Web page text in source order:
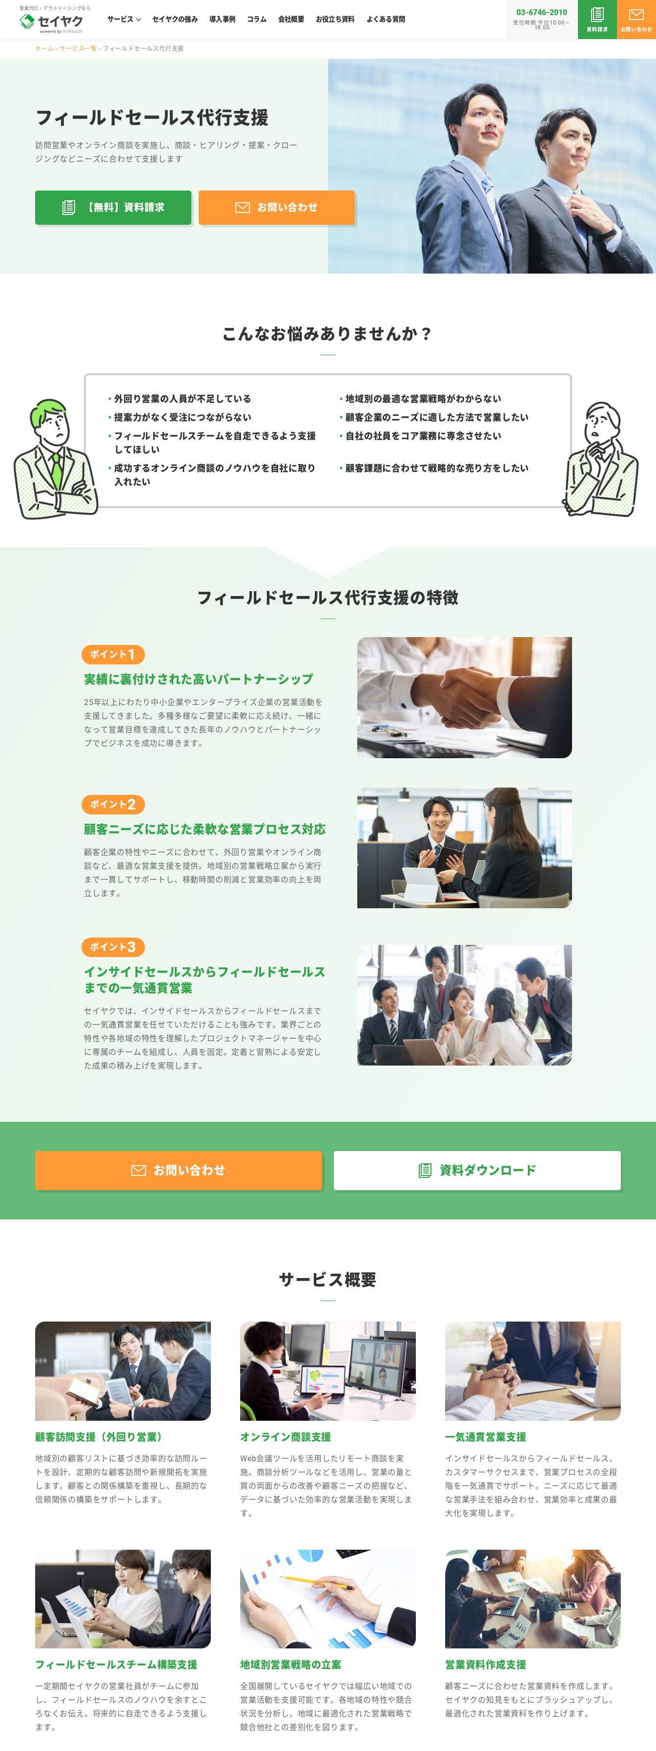
営業代行・アウトソーシングなら 03-6746-2010
受付時間 平日10:00～
18:00
サービス セイヤクの強み 導入事例 コラム 会社概要 お役立ち資料 よくある質問
資料請求 お問い合わせ
ホーム サービス一覧 フィールドセールス代行支援
フィールドセールス代行支援
訪問営業やオンライン商談を実施し、商談・ヒアリング・提案・クロー
ジングなどニーズに合わせて支援します
【無料】資料請求 お問い合わせ
こんなお悩みありませんか？
外回り営業の人員が不足している
地域別の最適な営業戦略がわからない
提案力がなく受注につながらない
顧客企業のニーズに適した方法で営業したい
フィールドセールスチームを自走できるよう支援
してほしい
自社の社員をコア業務に専念させたい
成功するオンライン商談のノウハウを自社に取り
入れたい
顧客課題に合わせて戦略的な売り方をしたい
フィールドセールス代行支援の特徴
ポイント 1
実績に裏付けされた高いパートナーシップ
25年以上にわたり中小企業やエンタープライズ企業の営業活動を
支援してきました。多種多様なご要望に柔軟に応え続け、一緒に
なって営業目標を達成してきた長年のノウハウとパートナーシッ
プでビジネスを成功に導きます。
ポイント2
顧客ニーズに応じた柔軟な営業プロセス対応
顧客企業の特性やニーズに合わせて、外回り営業やオンライン商
談など、最適な営業支援を提供。地域別の営業戦略立案から実行
まで一貫してサポートし、移動時間の削減と営業効率の向上を両
立します。
ポイント3
インサイドセールスからフィールドセールス
までの一気通貫営業
セイヤクでは、インサイドセールスからフィールドセールスまで
の一気通貫営業を任せていただけることも強みです。業界ごとの
特性や各地域の特性を理解したプロジェクトマネージャーを中心
に専属のチームを組成し、人員を固定。定着と習熟による安定し
た成果の積み上げを実現します。
お問い合わせ 資料ダウンロード
サービス概要
顧客訪問支援（外回り営業）
地域別の顧客リストに基づき効率的な訪問ルー
トを設計、定期的な顧客訪問や新規開拓を実施
します。顧客との関係構築を重視し、長期的な
信頼関係の構築をサポートします。
オンライン商談支援
Web会議ツールを活用したリモート商談を実
施。商談分析ツールなどを活用し、営業の量と
質の両面からの改善や顧客ニーズの把握など、
データに基づいた効率的な営業活動を実現しま
す。
一気通貫営業支援
インサイドセールスからフィールドセールス、
カスタマーサクセスまで、営業プロセスの全段
階を一気通貫でサポート。ニーズに応じて最適
な営業手法を組み合わせ、営業効率と成果の最
大化を実現します。
フィールドセールスチーム構築支援
一定期間セイヤクの営業社員がチームに参加
し、フィールドセールスのノウハウを余すとこ
ろなくお伝え。将来的に自走できるよう支援し
ます。
地域別営業戦略の立案
全国展開しているセイヤクでは幅広い地域での
営業活動を支援可能です。各地域の特性や競合
状況を分析し、地域に最適化された営業戦略で
競合他社との差別化を図ります。
営業資料作成支援
顧客ニーズに合わせた営業資料を作成します。
セイヤクの知見をもとにブラッシュアップし、
最適化された営業資料を作り上げます。